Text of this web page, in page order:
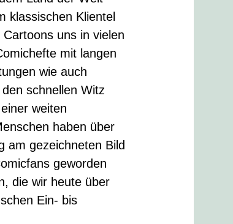
klassischen Klientel
uns in vielen
mit langen
wie auch
schnellen Witz
weiten
haben über
am gezeichneten Bild
geworden
die wir heute über
Ein- bis